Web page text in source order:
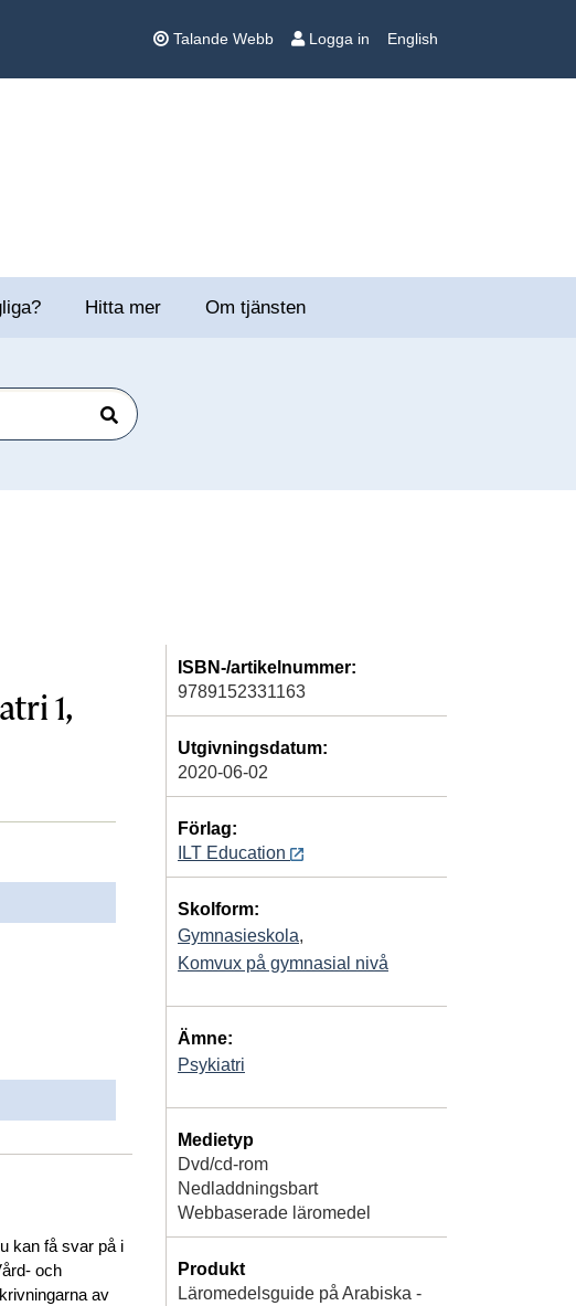
Talande Webb Logga in English
Hitta mer Om tjänsten
Sök
1,
kan få svar på i
och
av
ISBN-/artikelnummer:
9789152331163
Utgivningsdatum:
2020-06-02
Förlag:
ILT Education
Skolform:
Gymnasieskola,
Komvux på gymnasial nivå
Ämne:
Psykiatri
Medietyp
Dvd/cd-rom
Nedladdningsbart
Webbaserade läromedel
Produkt
Läromedelsguide på Arabiska -